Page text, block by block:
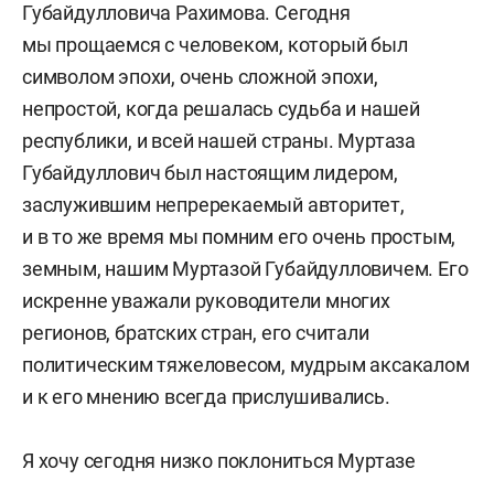
Губайдулловича Рахимова. Сегодня
мы прощаемся с человеком, который был
символом эпохи, очень сложной эпохи,
непростой, когда решалась судьба и нашей
республики, и всей нашей страны. Муртаза
Губайдуллович был настоящим лидером,
заслужившим непререкаемый авторитет,
и в то же время мы помним его очень простым,
земным, нашим Муртазой Губайдулловичем. Его
искренне уважали руководители многих
регионов, братских стран, его считали
политическим тяжеловесом, мудрым аксакалом
и к его мнению всегда прислушивались.
Я хочу сегодня низко поклониться Муртазе